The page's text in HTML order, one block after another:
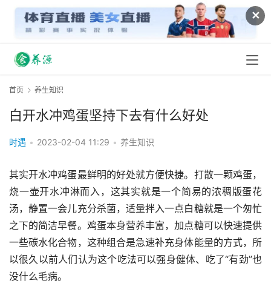
✕
首页 养生知识
白开水冲鸡蛋坚持下去有什么好处
时遇 • 2023-02-04 11:29 • 养生知识
其实开水冲鸡蛋最鲜明的好处就方便快捷。打散一颗鸡蛋，
烧一壶开水冲淋而入，这其实就是一个简易的浓稠版蛋花
汤，静置一会儿充分杀菌，适量拌入一点白糖就是一个匆忙
之下的简洁早餐。鸡蛋本身营养丰富，加点糖可以快速提供
一些碳水化合物，这种组合是急速补充身体能量的方式，所
以很久以前人们认为这个吃法可以强身健体、吃了“有劲”也
没什么毛病。